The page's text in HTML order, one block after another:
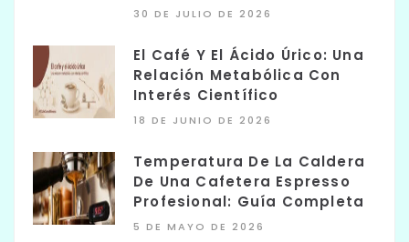
30 DE JULIO DE 2026
El Café Y El Ácido Úrico: Una
Relación Metabólica Con
Interés Científico
18 DE JUNIO DE 2026
Temperatura De La Caldera
De Una Cafetera Espresso
Profesional: Guía Completa
5 DE MAYO DE 2026